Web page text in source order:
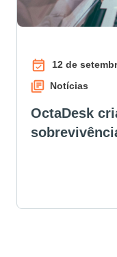
12 de
Notícias
OctaDesk